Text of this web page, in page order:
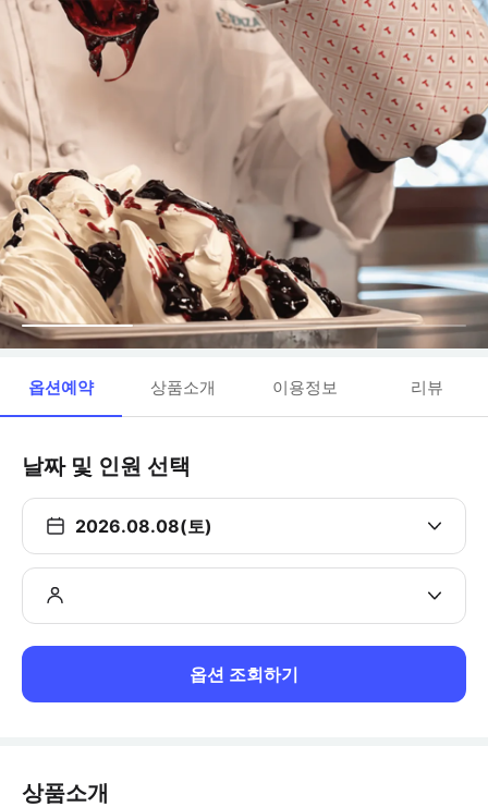
옵션예약 상품소개 이용정보 리뷰
날짜 및 인원 선택
2026.08.08(토)
옵션 조회하기
상품소개